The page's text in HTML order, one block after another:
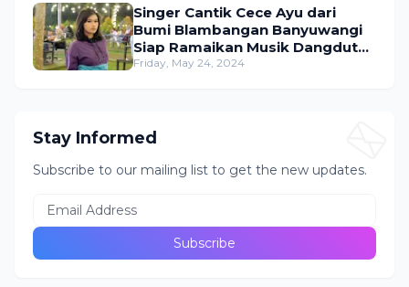
Singer Cantik Cece Ayu dari
Bumi Blambangan Banyuwangi
Siap Ramaikan Musik Dangdut
Indonesia
Friday, May 24, 2024
Stay Informed
Subscribe to our mailing list to get the new updates.